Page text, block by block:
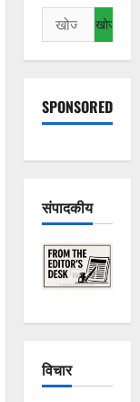
निम्न
को
खोजें:
SPONSORED
संपादकीय
विचार